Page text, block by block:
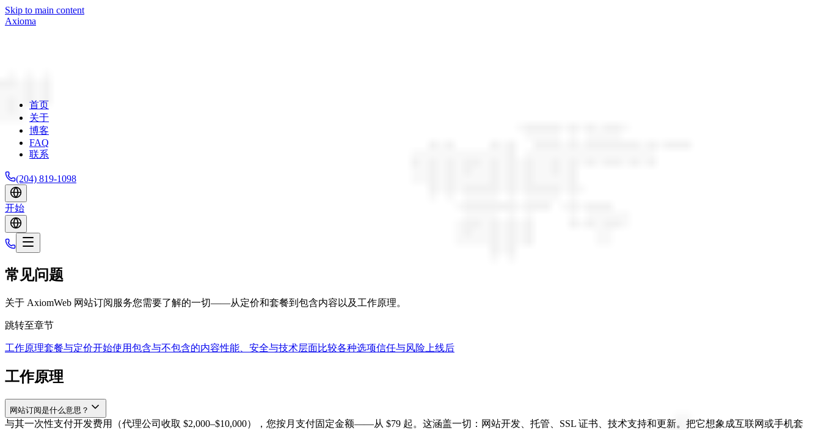
Skip to main content
Axioma
首页
关于
博客
FAQ
联系
(204) 819-1098
开始
常见问题
关于 AxiomWeb 网站订阅服务您需要了解的一切——从定价和套餐到包含内容以及工作原理。
跳转至章节
工作原理套餐与定价开始使用包含与不包含的内容性能、安全与技术层面比较各种选项信任与风险 上线后
工作原理
网站订阅是什么意思？
与其一次性支付开发费用（代理公司收取 $2,000–$10,000），您按月支付固定金额——从 $79 起。这涵盖一切：网站开发、托管、SSL 证书、技术支持和更新。把它想象成互联网或手机套